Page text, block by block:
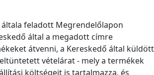
általa feladott Megrendelőlapon
által a megadott címre
átvenni, a Kereskedő által küldött
vételárat - mely a termékek
költségeit is tartalmazza, és